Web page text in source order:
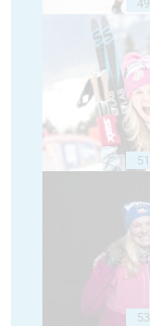
49
51
53